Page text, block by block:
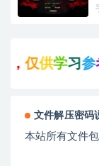
学习参考和研
文件解压密码
本站所有文件